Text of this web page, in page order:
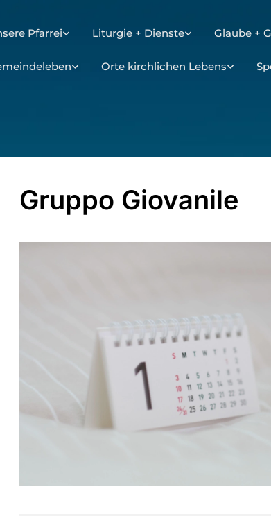
Pfarrei Liturgie + Dienste Glaube +
Orte kirchlichen Lebens
Gruppo Giovanile